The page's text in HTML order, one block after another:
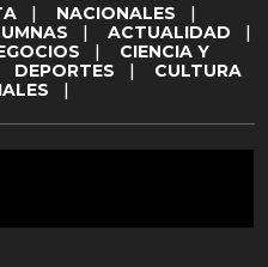
| NACIONALES |
| ACTUALIDAD |
| CIENCIA Y
DEPORTES | CULTURA
|